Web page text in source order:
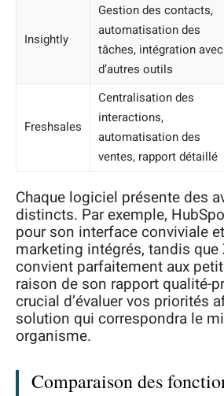
Insightly
Gestion des contacts,
automatisation des
tâches, intégration avec
d’autres outils
Freshsales
Centralisation des
interactions,
automatisation des
ventes, rapport détaillé
Chaque logiciel présente des
distincts. Par exemple,
pour son interface conviviale
marketing intégrés, tandis que
convient parfaitement aux
raison de son rapport qualité-
crucial d’évaluer vos priorités
solution qui correspondra le
organisme.
Comparaison des